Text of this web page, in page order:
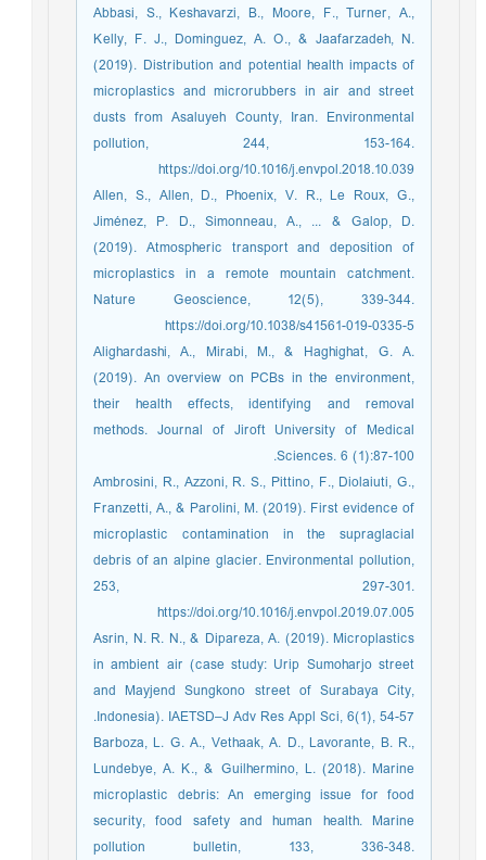
Abbasi, S., Keshavarzi, B., Moore, F., Turner, A.,
Kelly, F. J., Dominguez, A. O., & Jaafarzadeh, N.
(2019). Distribution and potential health impacts of
microplastics and microrubbers in air and street
dusts from Asaluyeh County, Iran. Environmental
pollution, 244, 153-164.
https://doi.org/10.1016/j.envpol.2018.10.039
Allen, S., Allen, D., Phoenix, V. R., Le Roux, G.,
Jiménez, P. D., Simonneau, A., ... & Galop, D.
(2019). Atmospheric transport and deposition of
microplastics in a remote mountain catchment.
Nature Geoscience, 12(5), 339-344.
https://doi.org/10.1038/s41561-019-0335-5
Alighardashi, A., Mirabi, M., & Haghighat, G. A.
(2019). An overview on PCBs in the environment,
their health effects, identifying and removal
methods. Journal of Jiroft University of Medical
Sciences. 6 (1):87-100.
Ambrosini, R., Azzoni, R. S., Pittino, F., Diolaiuti, G.,
Franzetti, A., & Parolini, M. (2019). First evidence of
microplastic contamination in the supraglacial
debris of an alpine glacier. Environmental pollution,
253, 297-301.
https://doi.org/10.1016/j.envpol.2019.07.005
Asrin, N. R. N., & Dipareza, A. (2019). Microplastics
in ambient air (case study: Urip Sumoharjo street
and Mayjend Sungkono street of Surabaya City,
Indonesia). IAETSD–J Adv Res Appl Sci, 6(1), 54-57.
Barboza, L. G. A., Vethaak, A. D., Lavorante, B. R.,
Lundebye, A. K., & Guilhermino, L. (2018). Marine
microplastic debris: An emerging issue for food
security, food safety and human health. Marine
pollution bulletin, 133, 336-348.